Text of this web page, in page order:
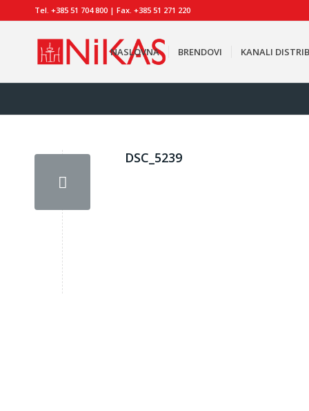
Tel. +385 51 704 800 | Fax. +385 51 271 220
NASLOVNA BRENDOVI KANALI
DSC_5239